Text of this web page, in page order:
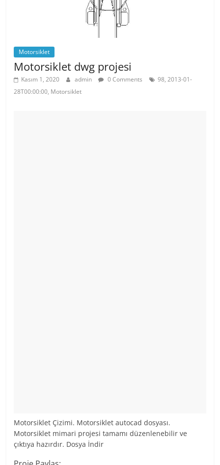
Motorsiklet
Motorsiklet dwg projesi
Kasım 1, 2020 admin 0 Comments
98, 2013-01-
28T00:00:00, Motorsiklet
Motorsiklet Çizimi. Motorsiklet autocad dosyası.
Motorsiklet mimari projesi tamamı düzenlenebilir ve
çıktıya hazırdır. Dosya İndir